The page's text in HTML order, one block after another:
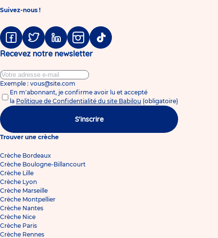
Suivez-nous !
FacebookTwitter LinkedinInstagramTiktok
Recevez notre newsletter
Exemple : vous@site.com
En m'abonnant, je confirme avoir lu et accepté
la Politique de Confidentialité du site Babilou (obligatoire)
S'inscrire
Trouver une crèche
Crèche Bordeaux
Crèche Boulogne-Billancourt
Crèche Lille
Crèche Lyon
Crèche Marseille
Crèche Montpellier
Crèche Nantes
Crèche Nice
Crèche Paris
Crèche Rennes